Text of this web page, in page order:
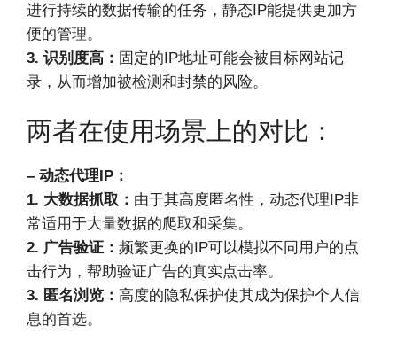
进行持续的数据传输的任务，静态IP能提供更加方
便的管理。
3. 识别度高： 固定的IP地址可能会被目标网站记
录，从而增加被检测和封禁的风险。
两者在使用场景上的对比：
– 动态代理IP：
1. 大数据抓取： 由于其高度匿名性，动态代理IP非
常适用于大量数据的爬取和采集。
2. 广告验证： 频繁更换的IP可以模拟不同用户的点
击行为，帮助验证广告的真实点击率。
3. 匿名浏览： 高度的隐私保护使其成为保护个人信
息的首选。